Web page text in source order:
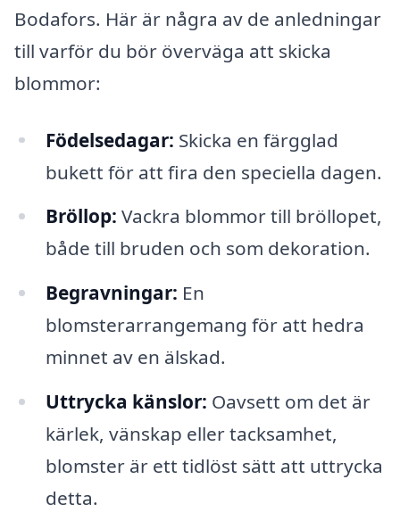
Bodafors. Här är några av de anledningar
till varför du bör överväga att skicka
blommor:
Födelsedagar: Skicka en färgglad
bukett för att fira den speciella dagen.
Bröllop: Vackra blommor till bröllopet,
både till bruden och som dekoration.
Begravningar: En
blomsterarrangemang för att hedra
minnet av en älskad.
Uttrycka känslor: Oavsett om det är
kärlek, vänskap eller tacksamhet,
blomster är ett tidlöst sätt att uttrycka
detta.